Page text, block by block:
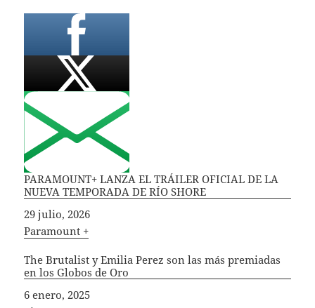
PARAMOUNT+ LANZA EL TRÁILER OFICIAL DE LA
NUEVA TEMPORADA DE RÍO SHORE
Fecha
29 julio, 2026
In relation to
Paramount +
The Brutalist y Emilia Perez son las más premiadas
en los Globos de Oro
Fecha
6 enero, 2025